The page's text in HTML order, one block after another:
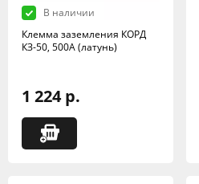
В наличии
Клемма заземления КОРД
КЗ-50, 500А (латунь)
1 224 р.